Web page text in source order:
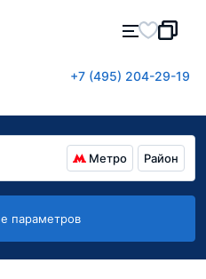
+7 (495) 204-29-19
Метро Район
параметров